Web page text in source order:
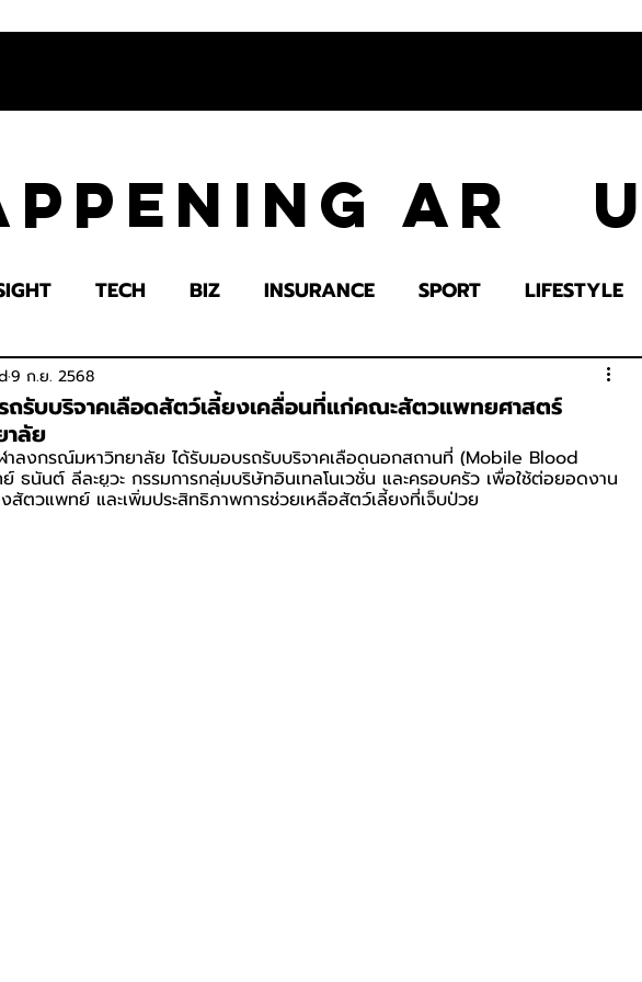
Ar
TECH BIZ INSURANCE SPORT LIFESTYLE
EDUCATION
ถรับบริจาคเลือดสัตว์เลี้ยงเคลื่อนที่แก่คณะสัตวแพทยศาสตร์
ลัย
9 ก.ย. 2568
ลงกรณ์มหาวิทยาลัย ได้รับมอบรถรับบริจาคเลือดนอกสถานที่ (Mobile Blood
ธนันต์ ลีละยูวะ กรรมการกลุ่มบริษัทอินเทลโนเวชั่น และครอบครัว เพื่อใช้ต่อยอดงาน
สัตวแพทย์ และเพิ่มประสิทธิภาพการช่วยเหลือสัตว์เลี้ยงที่เจ็บป่วย